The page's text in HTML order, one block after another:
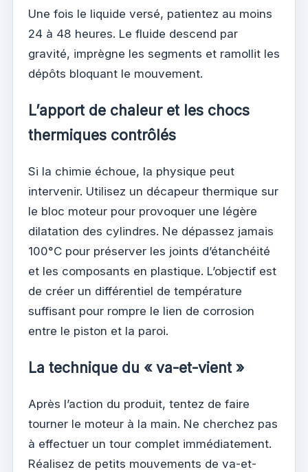
Une fois le liquide versé, patientez au moins
24 à 48 heures. Le fluide descend par
gravité, imprègne les segments et ramollit les
dépôts bloquant le mouvement.
L’apport de chaleur et les chocs
thermiques contrôlés
Si la chimie échoue, la physique peut
intervenir. Utilisez un décapeur thermique sur
le bloc moteur pour provoquer une légère
dilatation des cylindres. Ne dépassez jamais
100°C pour préserver les joints d’étanchéité
et les composants en plastique. L’objectif est
de créer un différentiel de température
suffisant pour rompre le lien de corrosion
entre le piston et la paroi.
La technique du « va-et-vient »
Après l’action du produit, tentez de faire
tourner le moteur à la main. Ne cherchez pas
à effectuer un tour complet immédiatement.
Réalisez de petits mouvements de va-et-